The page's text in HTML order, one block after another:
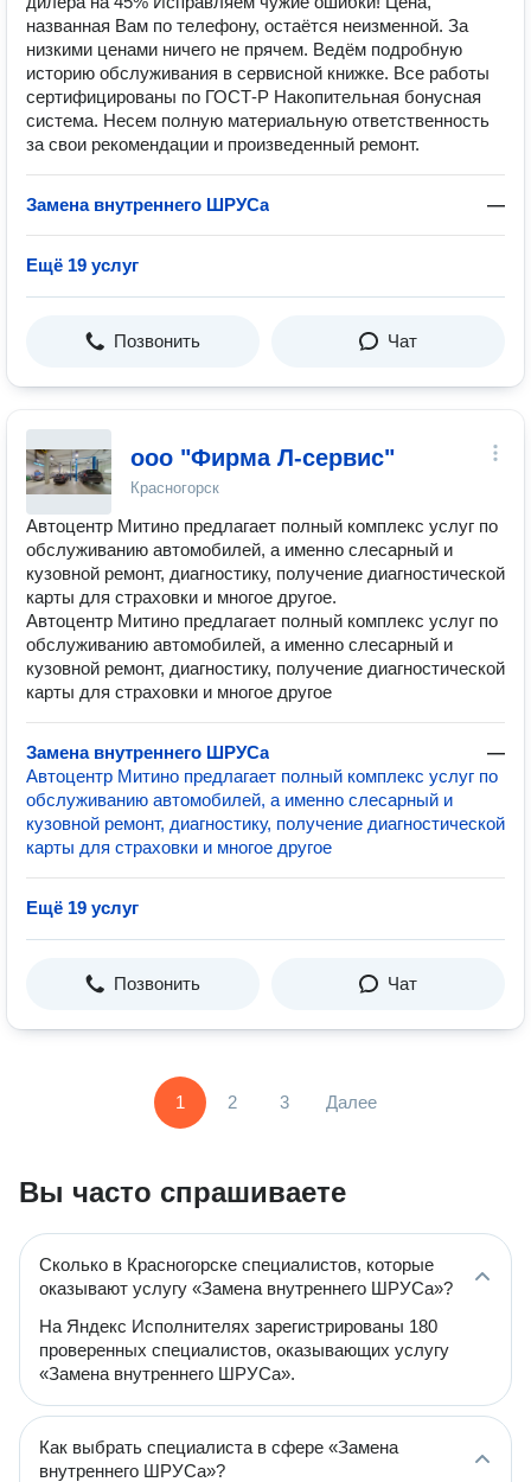
названная Вам по телефону, остаётся неизменной. За
низкими ценами ничего не прячем. Ведём подробную
историю обслуживания в сервисной книжке. Все работы
сертифицированы по ГОСТ-Р Накопительная бонусная
система. Несем полную материальную ответственность
за свои рекомендации и произведенный ремонт.
Замена внутреннего ШРУСа —
Ещё 19 услуг
Позвонить Чат
ооо "Фирма Л-сервис"
Красногорск
Автоцентр Митино предлагает полный комплекс услуг по
обслуживанию автомобилей, а именно слесарный и
кузовной ремонт, диагностику, получение диагностической
карты для страховки и многое другое.
Автоцентр Митино предлагает полный комплекс услуг по
обслуживанию автомобилей, а именно слесарный и
кузовной ремонт, диагностику, получение диагностической
карты для страховки и многое другое
Замена внутреннего ШРУСа
—
Автоцентр Митино предлагает полный комплекс услуг по
обслуживанию автомобилей, а именно слесарный и
кузовной ремонт, диагностику, получение диагностической
карты для страховки и многое другое
Ещё 19 услуг
Позвонить Чат
1 2 3 Далее
Вы часто спрашиваете
Сколько в Красногорске специалистов, которые
оказывают услугу «Замена внутреннего ШРУСа»?
На Яндекс Исполнителях зарегистрированы 180
проверенных специалистов, оказывающих услугу
«Замена внутреннего ШРУСа».
Как выбрать специалиста в сфере «Замена
внутреннего ШРУСа»?